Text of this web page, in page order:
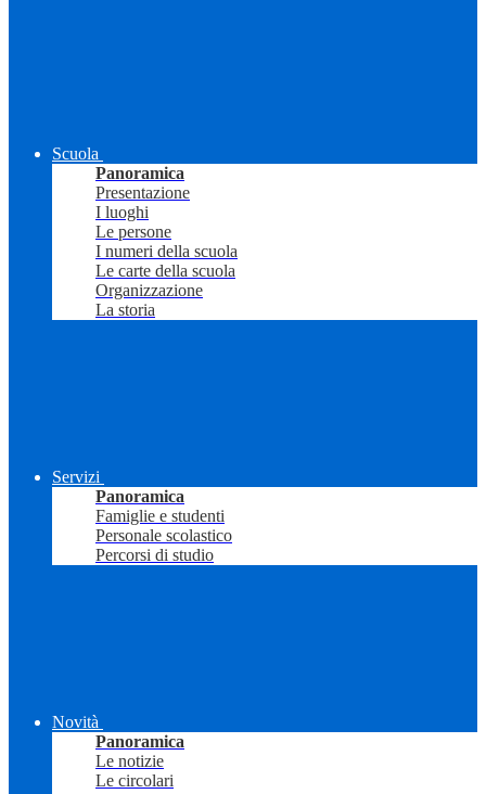
Scuola
Panoramica
Presentazione
I luoghi
Le persone
I numeri della scuola
Le carte della scuola
Organizzazione
La storia
Servizi
Panoramica
Famiglie e studenti
Personale scolastico
Percorsi di studio
Novità
Panoramica
Le notizie
Le circolari